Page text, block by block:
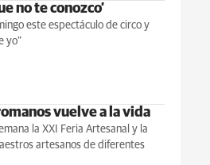
no te conozco’
este espectáculo de circo y
yo”
vuelve a la vida
la XXI Feria Artesanal y la
artesanos de diferentes